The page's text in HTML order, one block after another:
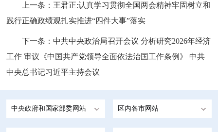
上一条： 王君正:认真学习贯彻全国两会精神牢固树立和
践行正确政绩观扎实推进“四件大事”落实
下一条： 中共中央政治局召开会议 分析研究2026年经济
工作 审议《中国共产党领导全面依法治国工作条例》 中共
中央总书记习近平主持会议
中央政府和国家部委网站 区内各市网站